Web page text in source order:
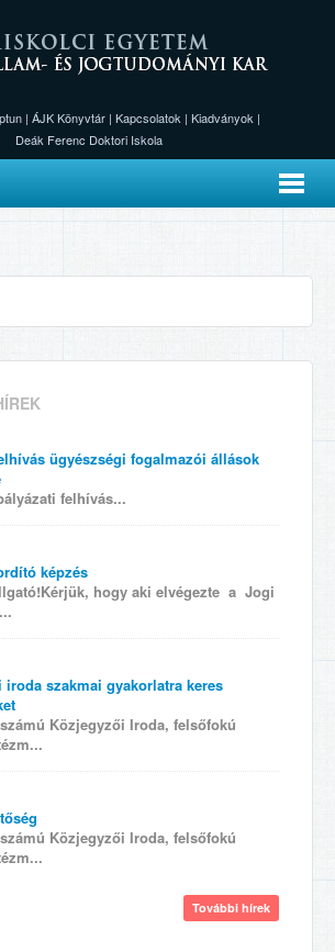
| ÁJK Könyvtár | Kapcsolatok | Kiadványok |
Deák Ferenc Doktori Iskola
ügyészségi fogalmazói állások
felhívás...
képzés
hogy aki elvégezte a Jogi
iroda szakmai gyakorlatra keres
Közjegyzői Iroda, felsőfokú
Közjegyzői Iroda, felsőfokú
További hírek